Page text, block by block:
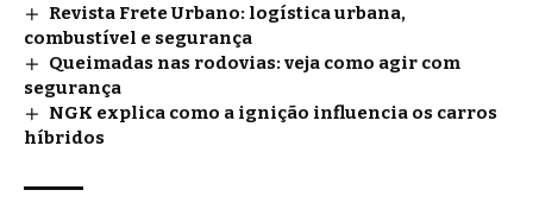
Revista Frete Urbano: logística urbana,
combustível e segurança
Queimadas nas rodovias: veja como agir com
segurança
NGK explica como a ignição influencia os carros
híbridos